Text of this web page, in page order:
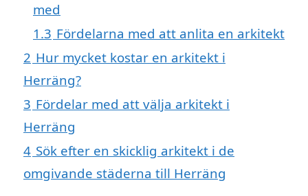
med
1.3 Fördelarna med att anlita en arkitekt
2 Hur mycket kostar en arkitekt i
Herräng?
3 Fördelar med att välja arkitekt i
Herräng
4 Sök efter en skicklig arkitekt i de
omgivande städerna till Herräng